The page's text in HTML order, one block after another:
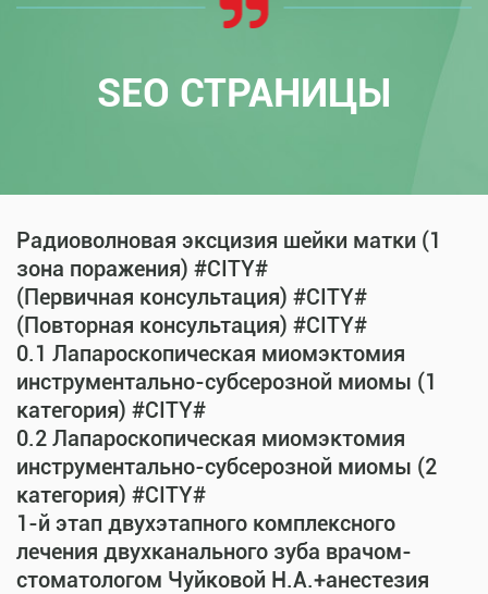
SEO СТРАНИЦЫ
Радиоволновая эксцизия шейки матки (1
зона поражения) #CITY#
(Первичная консультация) #CITY#
(Повторная консультация) #CITY#
0.1 Лапароскопическая миомэктомия
инструментально-субсерозной миомы (1
категория) #CITY#
0.2 Лапароскопическая миомэктомия
инструментально-субсерозной миомы (2
категория) #CITY#
1-й этап двухэтапного комплексного
лечения двухканального зуба врачом-
стоматологом Чуйковой Н.А.+анестезия